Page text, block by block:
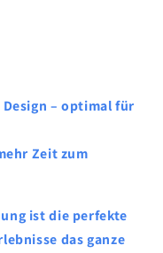
– optimal für
Zeit zum
ist die perfekte
das ganze